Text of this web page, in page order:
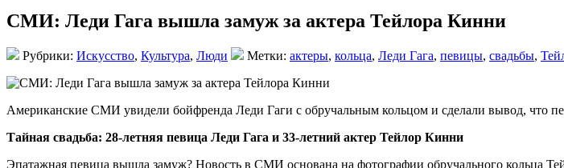
СМИ: Леди Гага вышла замуж за актера Тейлора Кинни
Рубрики: Искусство, Культура, Люди Метки: актеры, кольца, Леди Гага, певицы, свадьбы,
Американские СМИ увидели бойфренда Леди Гаги с обручальным кольцом и сделали вывод, что
Тайная свадьба: 28-летняя певица Леди Гага и 33-летний актер Тейлор Кинни
Эпатажная певица вышла замуж? Новость в СМИ основана на фотографии обручального кольца